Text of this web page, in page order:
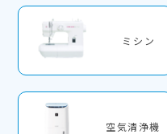
ミシン
空気清浄機